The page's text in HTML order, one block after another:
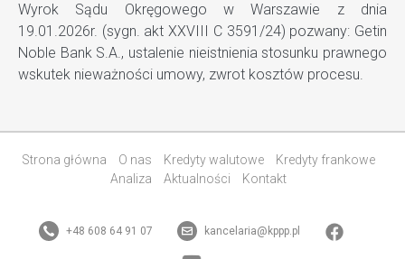
Wyrok Sądu Okręgowego w Warszawie z dnia
19.01.2026r. (sygn. akt XXVIII C 3591/24) pozwany: Getin
Noble Bank S.A., ustalenie nieistnienia stosunku prawnego
wskutek nieważności umowy, zwrot kosztów procesu.
Strona główna O nas Kredyty walutowe
Kredyty frankowe
Analiza
Aktualności Kontakt
+48 608 64 91 07 kancelaria@kppp.pl